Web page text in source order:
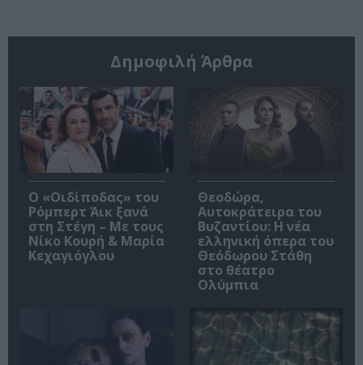
Δημοφιλή Άρθρα
O «Οιδίποδας» του
Ρόμπερτ Άικ ξανά
στη Στέγη – Με τους
Νίκο Κουρή & Μαρία
Κεχαγιόγλου
Θεοδώρα,
Αυτοκράτειρα του
Βυζαντίου: Η νέα
ελληνική όπερα του
Θεόδωρου Στάθη
στο θέατρο
Ολύμπια